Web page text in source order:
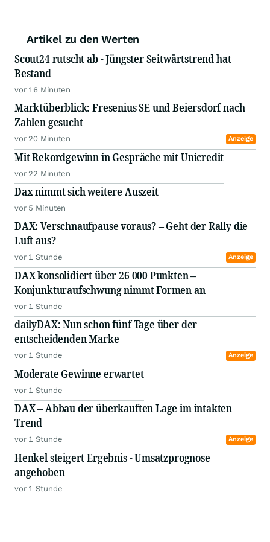
Artikel zu den Werten
Scout24 rutscht ab - Jüngster Seitwärtstrend hat
Bestand
vor 16 Minuten
Marktüberblick: Fresenius SE und Beiersdorf nach
Zahlen gesucht
vor 20 Minuten Anzeige
Mit Rekordgewinn in Gespräche mit Unicredit
vor 22 Minuten
Dax nimmt sich weitere Auszeit
vor 5 Minuten
DAX: Verschnaufpause voraus? – Geht der Rally die
Luft aus?
vor 1 Stunde Anzeige
DAX konsolidiert über 26 000 Punkten –
Konjunkturaufschwung nimmt Formen an
vor 1 Stunde
dailyDAX: Nun schon fünf Tage über der
entscheidenden Marke
vor 1 Stunde Anzeige
Moderate Gewinne erwartet
vor 1 Stunde
DAX – Abbau der überkauften Lage im intakten
Trend
vor 1 Stunde Anzeige
Henkel steigert Ergebnis - Umsatzprognose
angehoben
vor 1 Stunde